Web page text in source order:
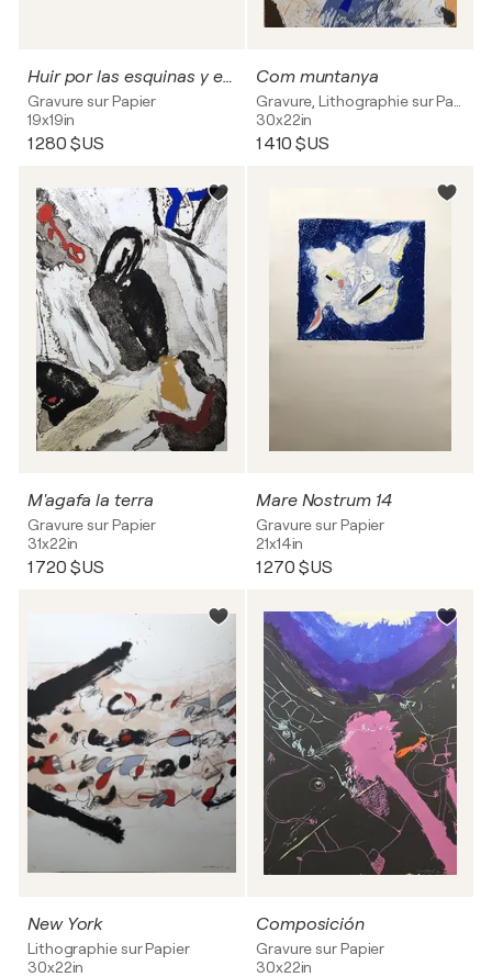
Huir por las esquinas y encerrarse en los
Gravure sur Papier
19x19in
1 280 $US
Com muntanya
30x22in
1 410 $US
M'agafa la terra
Gravure sur Papier
31x22in
1 720 $US
Mare Nostrum 14
Gravure sur Papier
21x14in
1 270 $US
New York
Lithographie sur Papier
30x22in
Composición
Gravure sur Papier
30x22in